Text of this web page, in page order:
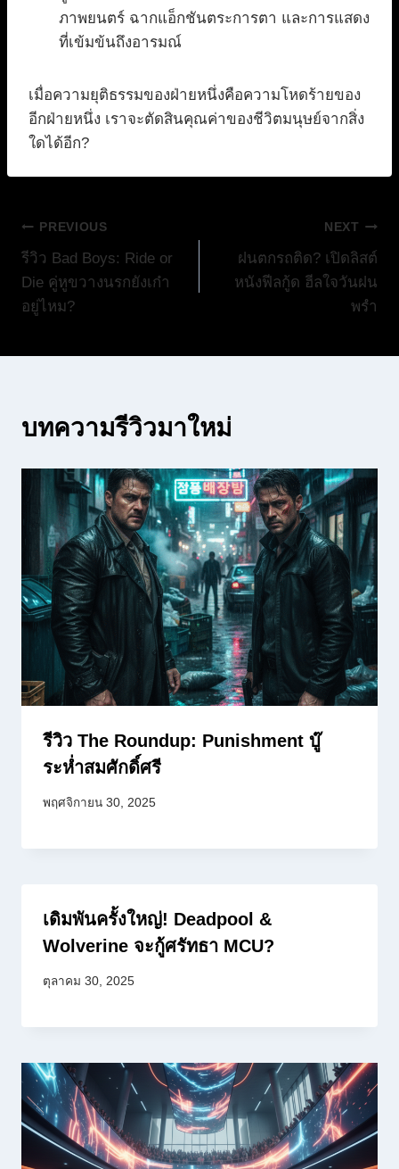
ภาพยนตร์ ฉากแอ็กชันตระการตา และการแสดง
ที่เข้มข้นถึงอารมณ์
เมื่อความยุติธรรมของฝ่ายหนึ่งคือความโหดร้ายของ
อีกฝ่ายหนึ่ง เราจะตัดสินคุณค่าของชีวิตมนุษย์จากสิ่ง
ใดได้อีก?
แนะแนว
เรื่อง
PREVIOUS
รีวิว Bad Boys: Ride or
Die คู่หูขวางนรกยังเก๋า
อยู่ไหม?
NEXT
ฝนตกรถติด? เปิดลิสต์
หนังฟีลกู้ด ฮีลใจวันฝน
พรำ
บทความรีวิวมาใหม่
รีวิว The Roundup: Punishment บู๊
ระห่ำสมศักดิ์ศรี
พฤศจิกายน 30, 2025
เดิมพันครั้งใหญ่! Deadpool &
Wolverine จะกู้ศรัทธา MCU?
ตุลาคม 30, 2025